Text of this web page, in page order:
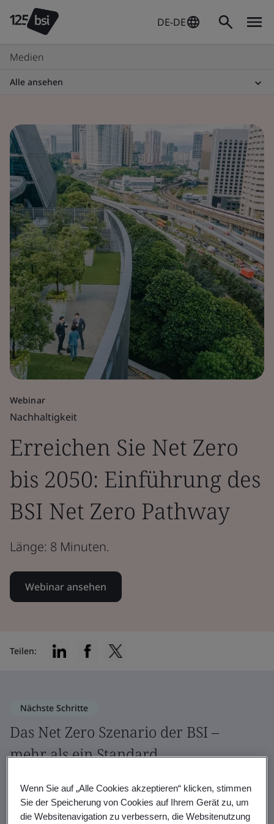
DE-DE
Medien
Alle ansehen
Webinar
Nachhaltigkeit
Erreichen Sie Net Zero
bis 2050: Einführung des
BSI Net Zero Pathway
Länge: 8 Minuten.
Webinar ansehen
Teilen:
Nächste Schritte
Das Net Zero Szenario der BSI –
mehr als ein Standard
Das Net Zero Szenario nutzt Best
Practices aus mehreren globalen
Wenn Sie auf „Alle Cookies akzeptieren“ klicken, stimmen
Sie der Speicherung von Cookies auf Ihrem Gerät zu, um
die Websitenavigation zu verbessern, die Websitenutzung